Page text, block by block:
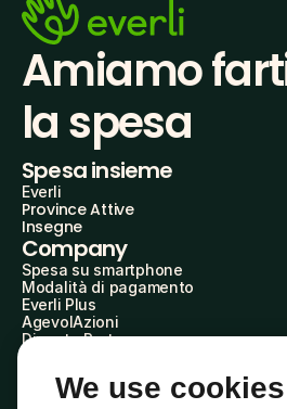
Amiamo
la spesa
Spesa insieme
Everli
Province Attive
Insegne
Company
Spesa su smartphone
Modalità di pagamento
Everli Plus
AgevolAzioni
Diventa Partner
Everli Shoppers
About Us
We use cookies